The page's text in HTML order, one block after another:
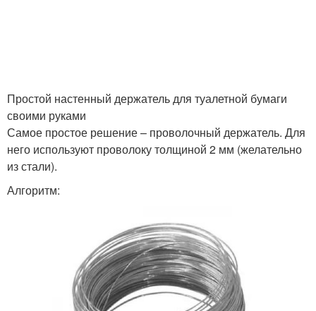
Простой настенный держатель для туалетной бумаги
своими руками
Самое простое решение – проволочный держатель. Для
него используют проволоку толщиной 2 мм (желательно
из стали).
Алгоритм: